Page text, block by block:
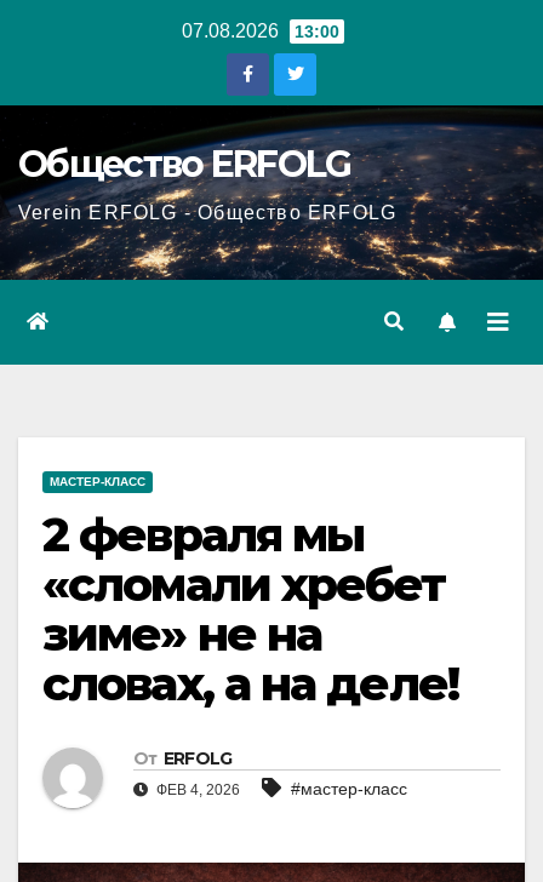
07.08.2026 13:00
Общество ERFOLG
Verein ERFOLG - Общество ERFOLG
МАСТЕР-КЛАСС
2 февраля мы
«сломали хребет
зиме» не на
словах, а на деле!
От ERFOLG
ФЕВ 4, 2026 #мастер-класс